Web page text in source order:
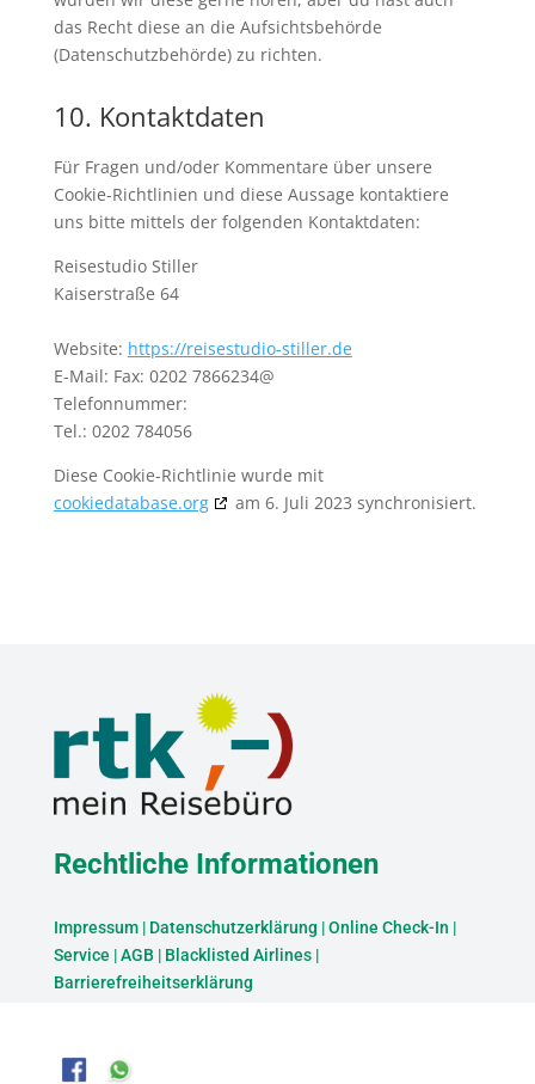
das Recht diese an die Aufsichtsbehörde
(Datenschutzbehörde) zu richten.
10. Kontaktdaten
Für Fragen und/oder Kommentare über unsere
Cookie-Richtlinien und diese Aussage kontaktiere
uns bitte mittels der folgenden Kontaktdaten:
Reisestudio Stiller
Kaiserstraße 64
Website: https://reisestudio-stiller.de
E-Mail: Fax: 0202 7866234@
Telefonnummer:
Tel.: 0202 784056
Diese Cookie-Richtlinie wurde mit
cookiedatabase.org
am 6. Juli 2023 synchronisiert.
Rechtliche Informationen
Impressum| Datenschutzerklärung |Online Check-In |
Service |AGB | Blacklisted Airlines|
Barrierefreiheitserklärung